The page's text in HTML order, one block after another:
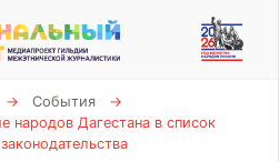
→ События
→
народов Дагестана в список